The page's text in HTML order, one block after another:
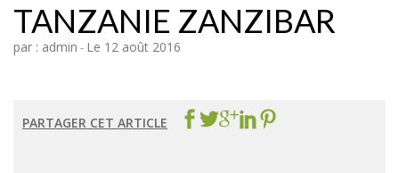
TANZANIE ZANZIBAR
par : admin - Le 12 août 2016
PARTAGER CET ARTICLE